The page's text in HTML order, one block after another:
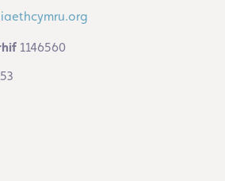
1146560